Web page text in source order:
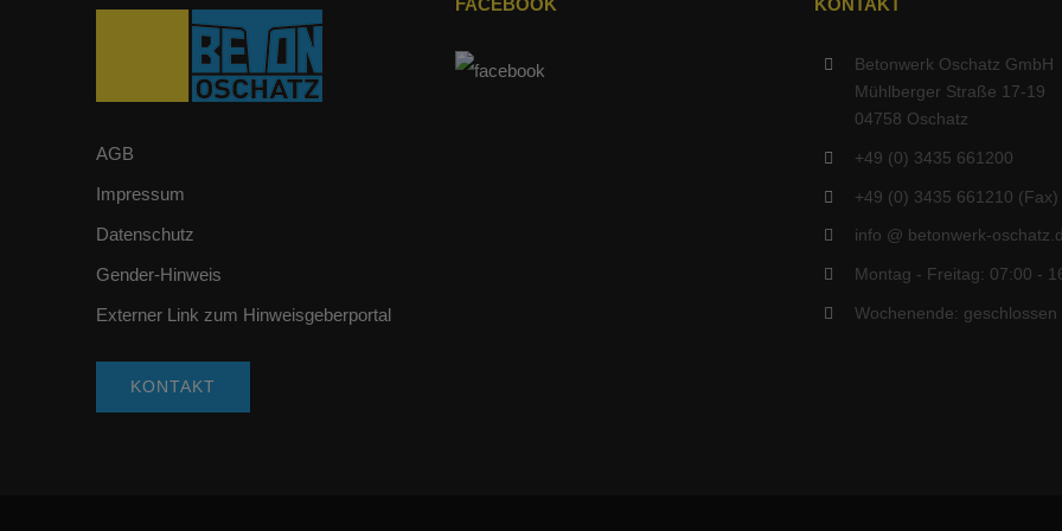
AGB
Impressum
Datenschutz
Gender-Hinweis
Externer Link zum Hinweisgeberportal
KONTAKT
FACEBOOK KONTAKT
Betonwerk Oschatz GmbH
Mühlberger Straße 17-19
04758 Oschatz
+49 (0) 3435 661200
+49 (0) 3435 661210 (Fax)
info @ betonwerk-
Montag - Freitag: 07:00 -
Wochenende: geschlossen